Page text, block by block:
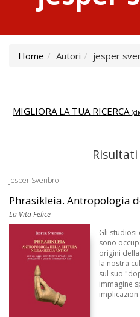
Home Autori jesper
MIGLIORA LA TUA RICERCA
Jesper Svenbro
Phrasikleia. Antropologia
La Vita Felice
Gli
sono
origini
la nostra
sul suo
immagine
implicazion